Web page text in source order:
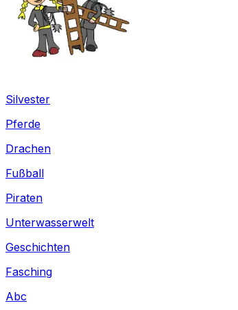
Silvester
Pferde
Drachen
Fußball
Piraten
Unterwasserwelt
Geschichten
Fasching
Abc